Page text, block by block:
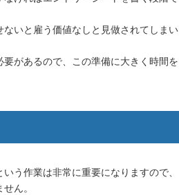
いと雇う価値なしと見做されてしまい
があるので、この準備に大きく時間を
う作業は非常に重要になりますので、
ん。